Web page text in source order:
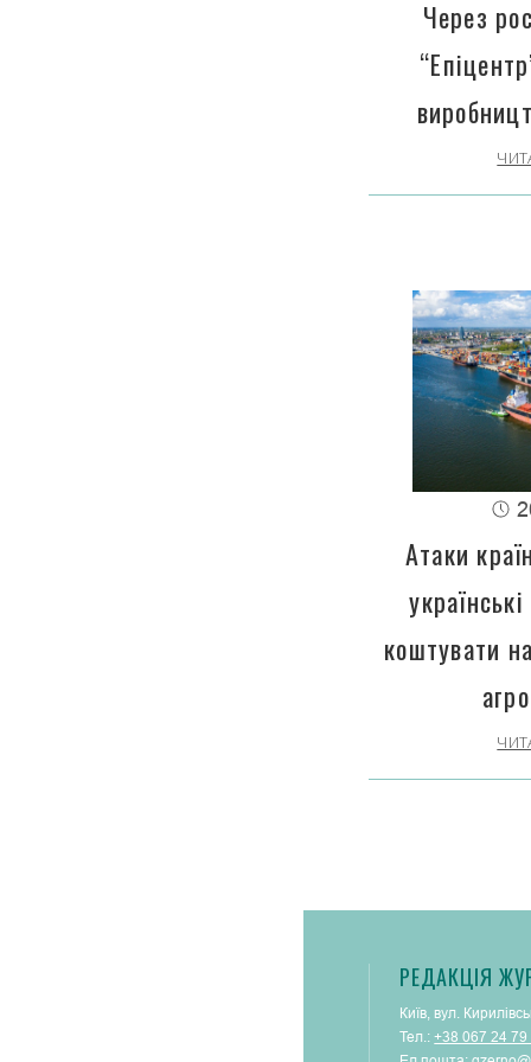
Через
Атаки
коштувати
РЕДАКЦІЯ
Київ, вул.
Тел.:+38 067 24 79